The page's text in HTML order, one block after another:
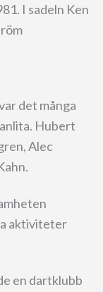
I sadeln Ken
det många
Hubert
Alec
aktiviteter
en dartklubb